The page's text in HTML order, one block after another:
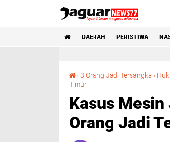
DAERAH PERISTIWA
›3 Orang Jadi Tersangka ›
Timur
Kasus
Orang Jadi